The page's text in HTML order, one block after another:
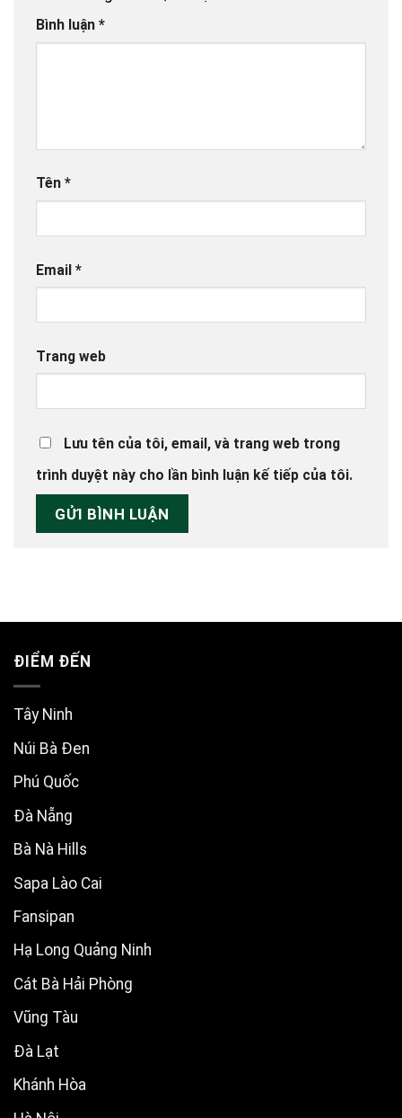
Bình luận *
Tên *
Email *
Trang web
Lưu tên của tôi, email, và trang web trong
trình duyệt này cho lần bình luận kế tiếp của tôi.
ĐIỂM ĐẾN
Tây Ninh
Núi Bà Đen
Phú Quốc
Đà Nẵng
Bà Nà Hills
Sapa Lào Cai
Fansipan
Hạ Long Quảng Ninh
Cát Bà Hải Phòng
Vũng Tàu
Đà Lạt
Khánh Hòa